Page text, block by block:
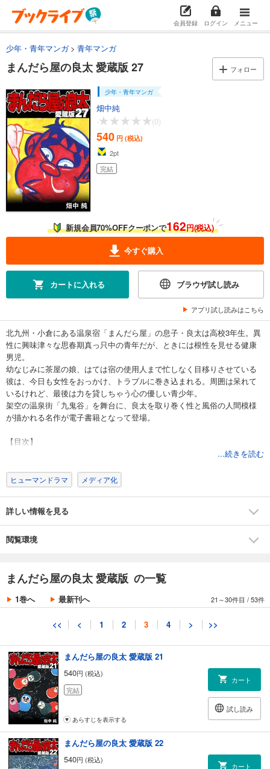
会員登録 ログイン メニュー
少年・青年マンガ 青年マンガ
まんだら屋の良太 愛蔵版 27 フォロー
少年・青年マンガ
畑中純
-
(0)
540 円 (税込)
2pt
完結
新規会員70%OFFクーポンで162円(税込)
今すぐ購入
カートに入れる ブラウザ試し読み
アプリ試し読みはこちら
北九州・小倉にある温泉宿「まんだら屋」の息子・良太は高校3年生。異
性に興味津々な思春期真っ只中の青年だが、ときには根性を見せる健康
男児。
幼なじみに茶屋の娘、はては宿の使用人まで忙しなく目移りさせている
彼は、今日も女性をおっかけ、トラブルに巻き込まれる。周囲は呆れて
いるけれど、最後は力を貸しちゃう心の優しい青少年。
架空の温泉街「九鬼谷」を舞台に、良太を取り巻く性と風俗の人間模様
が描かれる名作が電子書籍となって登場。
【目次】
第3話 流れの女
第4話 緑の季節
第6話 深刻ごっこ
第7話 あいつ
第8話 海へ
...続きを読む
ヒューマンドラマ メディア化
詳しい情報を見る
閲覧環境
まんだら屋の良太 愛蔵版 の一覧
1巻へ 最新刊へ 21～30件目 /53件
<< < 1 2 3 4 > >>
試し読み
まんだら屋の良太 愛蔵版 14
540円 (税込)
カート
あらすじを表示する
まんだら屋の良太 愛蔵版 15
540円 (税込)
完結
あらすじを表示する
まんだら屋の良太 愛蔵版 16
あらすじを表示する
540 円 (税込)
完結
カート
あらすじを表示する
まんだら屋の良太 愛蔵版 18
540円 (税込)
試し読み
まんだら屋の良太 愛蔵版 19
540円 (税込)
完結
カート
試し読み
まんだら屋の良太 愛蔵版 20
540 円 (税込)
完結
まんだら屋の良太 愛蔵版 21
540円 (税込)
完結
カート
試し読み
あらすじを表示する
まんだら屋の良太 愛蔵版 22
540円 (税込)
カート